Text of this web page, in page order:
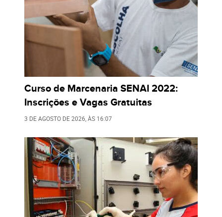
Curso de Marcenaria SENAI 2022:
Inscrições e Vagas Gratuitas
3 DE AGOSTO DE 2026 , ÀS 16:07